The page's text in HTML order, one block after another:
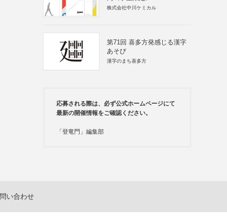
株式会社中川ケミカル
第71回 喜多方発感じる漢字
あそび
漢字のまち喜多方
応募される際は、必ず公式ホームページにて
最新の開催情報をご確認ください。
「登竜門」編集部
い合わせ